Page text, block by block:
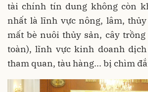
tài chính tín dung không còn
nhất là lĩnh vực nông, lâm,
mất bè nuôi thủy sản, cây trồng
toàn), lĩnh vực kinh doanh
tham quan, tàu hàng... bị chìm